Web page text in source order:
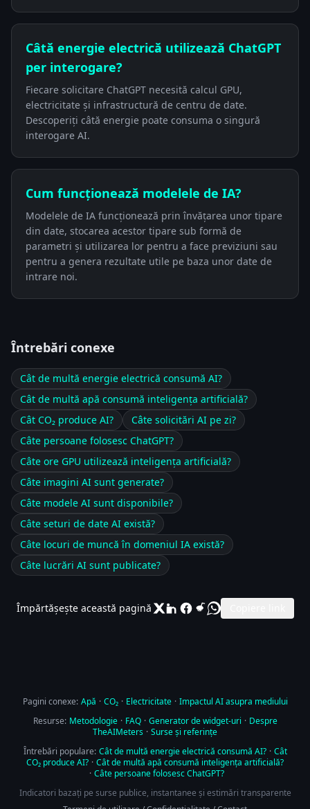
Câtă energie electrică utilizează ChatGPT
per interogare?
Fiecare solicitare ChatGPT necesită calcul GPU,
electricitate și infrastructură de centru de date.
Descoperiți câtă energie poate consuma o singură
interogare AI.
Cum funcționează modelele de IA?
Modelele de IA funcționează prin învățarea unor tipare
din date, stocarea acestor tipare sub formă de
parametri și utilizarea lor pentru a face previziuni sau
pentru a genera rezultate utile pe baza unor date de
intrare noi.
Întrebări conexe
Cât de multă energie electrică consumă AI?
Cât de multă apă consumă inteligența artificială?
Cât CO₂ produce AI?
Câte solicitări AI pe zi?
Câte persoane folosesc ChatGPT?
Câte ore GPU utilizează inteligența artificială?
Câte imagini AI sunt generate?
Câte modele AI sunt disponibile?
Câte seturi de date AI există?
Câte locuri de muncă în domeniul IA există?
Câte lucrări AI sunt publicate?
Împărtășește această pagină
Pagini conexe: Apă · CO₂ · Electricitate · Impactul AI asupra mediului
Resurse: Metodologie · FAQ · Generator de widget-uri · Despre
TheAIMeters · Surse și referințe
Întrebări populare: Cât de multă energie electrică consumă AI? · Cât
CO₂ produce AI? · Cât de multă apă consumă inteligența artificială?
· Câte persoane folosesc ChatGPT?
Indicatori bazați pe surse publice, instantanee și estimări transparente